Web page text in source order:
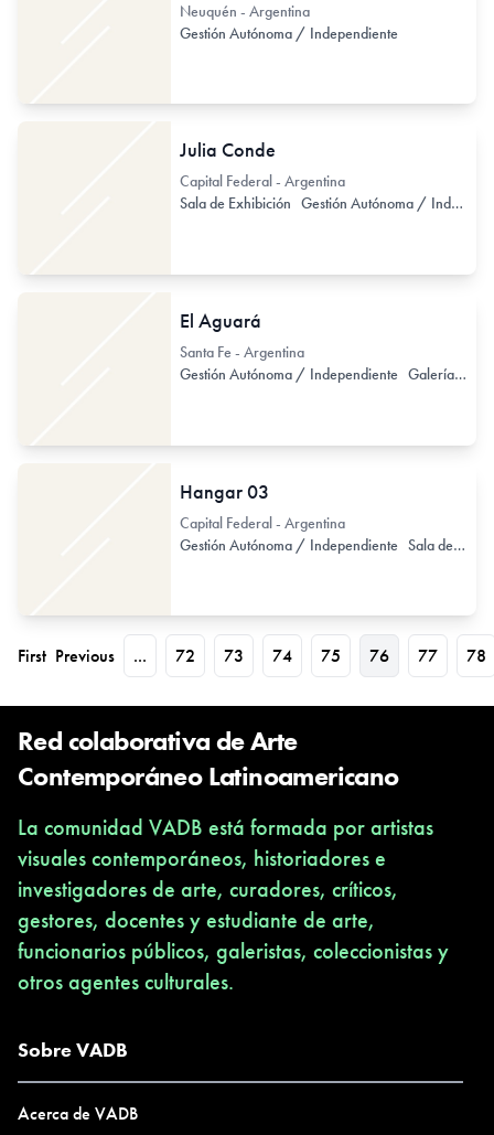
Neuquén - Argentina
Gestión Autónoma / Independiente
Julia Conde
Capital Federal - Argentina
Sala de Exhibición Gestión Autónoma / Independiente
El Aguará
Santa Fe - Argentina
Gestión Autónoma / Independiente Galería Comercial
Hangar 03
Capital Federal - Argentina
Gestión Autónoma / Independiente Sala de Exhibición
First Previous ... 72 73 74 75 76 77 78
Red colaborativa de Arte
Contemporáneo Latinoamericano
La comunidad VADB está formada por artistas
visuales contemporáneos, historiadores e
investigadores de arte, curadores, críticos,
gestores, docentes y estudiante de arte,
funcionarios públicos, galeristas, coleccionistas y
otros agentes culturales.
Sobre VADB
Acerca de VADB